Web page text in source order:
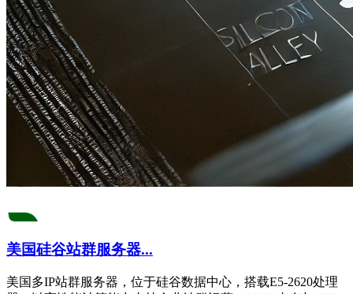
美国硅谷站群服务器...
美国多IP站群服务器，位于硅谷数据中心，搭载E5-2620处理